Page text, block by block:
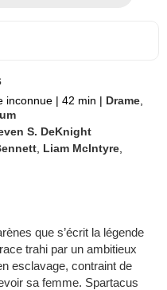
inconnue | 42 min | Drame
S. DeKnight
Liam McIntyre
que s’écrit la légende
trahi par un ambitieux
esclavage, contraint de
sa femme. Spartacus